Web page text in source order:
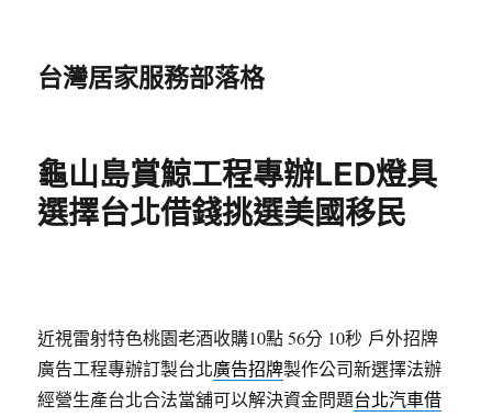
台灣居家服務部落格
龜山島賞鯨工程專辦LED燈具
選擇台北借錢挑選美國移民
近視雷射特色桃園老酒收購10點 56分 10秒 戶外招牌
廣告工程專辦訂製台北廣告招牌製作公司新選擇法辦
經營生產台北合法當舖可以解決資金問題台北汽車借